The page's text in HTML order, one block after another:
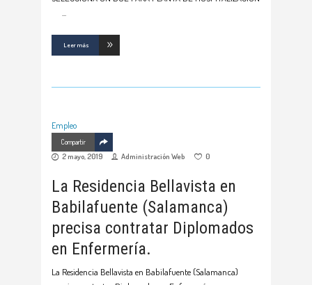
Leer más
Empleo
Compartir
2 mayo, 2019 Administración Web 0
La Residencia Bellavista en
Babilafuente (Salamanca)
precisa contratar Diplomados
en Enfermería.
La Residencia Bellavista en Babilafuente (Salamanca)